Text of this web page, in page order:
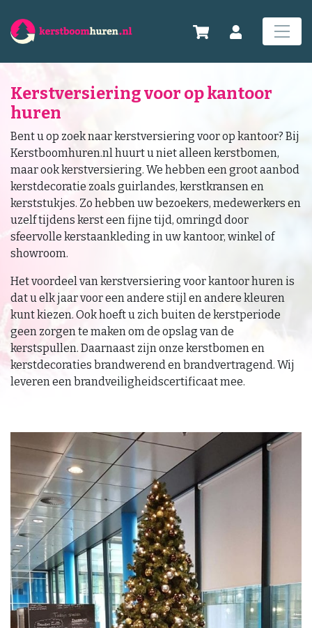
Kerstversiering voor op kantoor
huren
Bent u op zoek naar kerstversiering voor op kantoor? Bij
Kerstboomhuren.nl huurt u niet alleen kerstbomen,
maar ook kerstversiering. We hebben een groot aanbod
kerstdecoratie zoals guirlandes, kerstkransen en
kerststukjes. Zo hebben uw bezoekers, medewerkers en
uzelf tijdens kerst een fijne tijd, omringd door
sfeervolle kerstaankleding in uw kantoor, winkel of
showroom.
Het voordeel van kerstversiering voor kantoor huren is
dat u elk jaar voor een andere stijl en andere kleuren
kunt kiezen. Ook hoeft u zich buiten de kerstperiode
geen zorgen te maken om de opslag van de
kerstspullen. Daarnaast zijn onze kerstbomen en
kerstdecoraties brandwerend en brandvertragend. Wij
leveren een brandveiligheidscertificaat mee.